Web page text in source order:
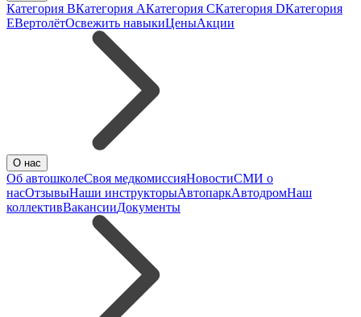
Категория BКатегория AКатегория CКатегория DКатегория
EВертолётОсвежить навыкиЦеныАкции
О нас
Об автошколеСвоя медкомиссияНовостиСМИ о
насОтзывыНаши инструкторыАвтопаркАвтодромНаш
коллективВакансииДокументы